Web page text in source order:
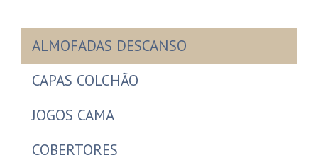
ALMOFADAS DESCANSO
CAPAS COLCHÃO
JOGOS CAMA
COBERTORES